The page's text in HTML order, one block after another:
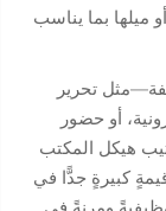
بما يناسب
تحرير
أو حضور
هيكل المكتب
كبيرةٍ جدًّا في